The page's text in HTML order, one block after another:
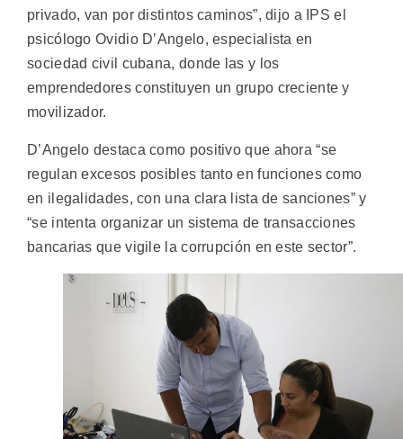
privado, van por distintos caminos”, dijo a IPS el
psicólogo Ovidio D’Angelo, especialista en
sociedad civil cubana, donde las y los
emprendedores constituyen un grupo creciente y
movilizador.
D’Angelo destaca como positivo que ahora “se
regulan excesos posibles tanto en funciones como
en ilegalidades, con una clara lista de sanciones” y
“se intenta organizar un sistema de transacciones
bancarias que vigile la corrupción en este sector”.